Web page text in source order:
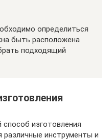
определиться
быть расположена
подходящий
изготовления
различные инструменты и